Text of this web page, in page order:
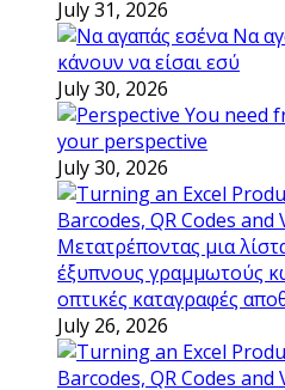
July 31, 2026
Να
κάνουν να είσαι εσύ
July 30, 2026
You need
your perspective
July 30, 2026
Μετατρέποντας μια
έξυπνους γραμμωτούς
οπτικές καταγραφές
July 26, 2026